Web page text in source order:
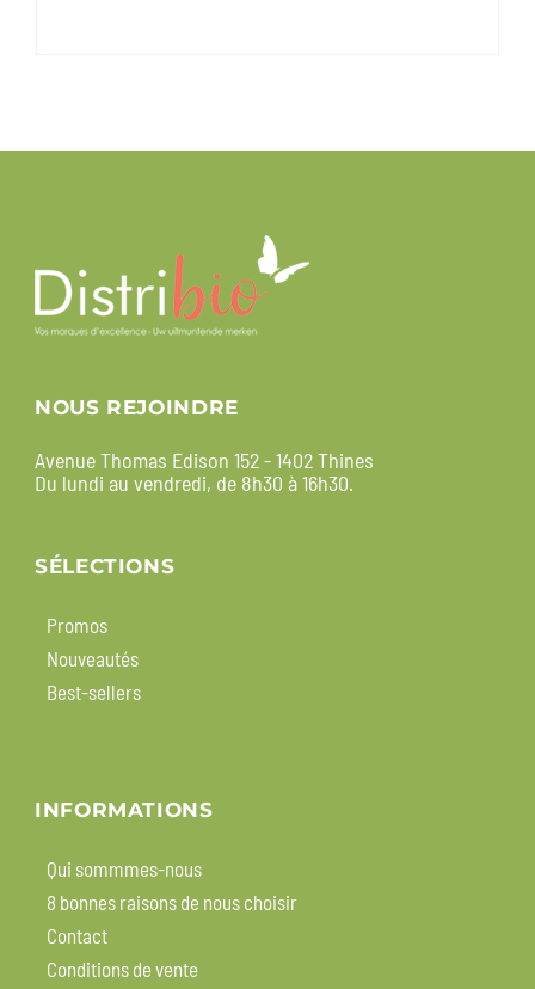
NOUS REJOINDRE
Avenue Thomas Edison 152 - 1402 Thines
Du lundi au vendredi, de 8h30 à 16h30.
SÉLECTIONS
Promos
Nouveautés
Best-sellers
INFORMATIONS
Qui sommmes-nous
8 bonnes raisons de nous choisir
Contact
Conditions de vente